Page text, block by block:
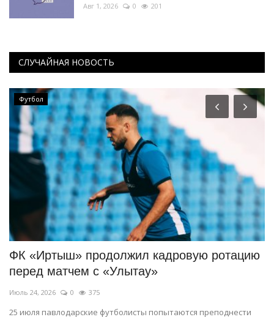
Авг 1, 2026 0 201
СЛУЧАЙНАЯ НОВОСТЬ
ротацию
СПОРТ
Казахстанская шахматистка успешно
стартовала на престижном...
Июль 11, 2026
Бибисара Асаубаева уверенно победила